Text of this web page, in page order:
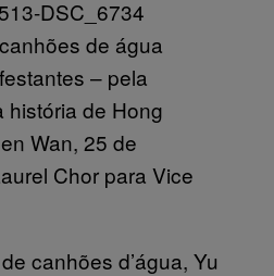
de água
– pela
história de Hong
Wan, 25 de
Chor para Vice
canhões d’água, Yu